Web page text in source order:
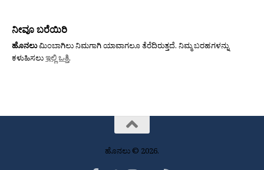
ನೀವೂ ಬರೆಯಿರಿ
ಹೊನಲುಮಿಂಬಾಗಿಲು ನಿಮಗಾಗಿ ಯಾವಾಗಲೂ ತೆರೆದಿರುತ್ತದೆ. ನಿಮ್ಮ ಬರಹಗಳನ್ನು
ಕಳುಹಿಸಲುಇಲ್ಲಿ ಒತ್ತಿ.
ಹೊನಲು © 2026.